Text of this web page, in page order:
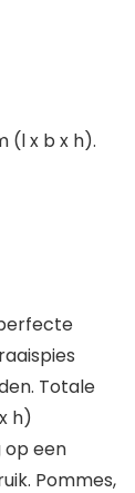
(l x b x h).
Totale
h)
op een
Pommes,